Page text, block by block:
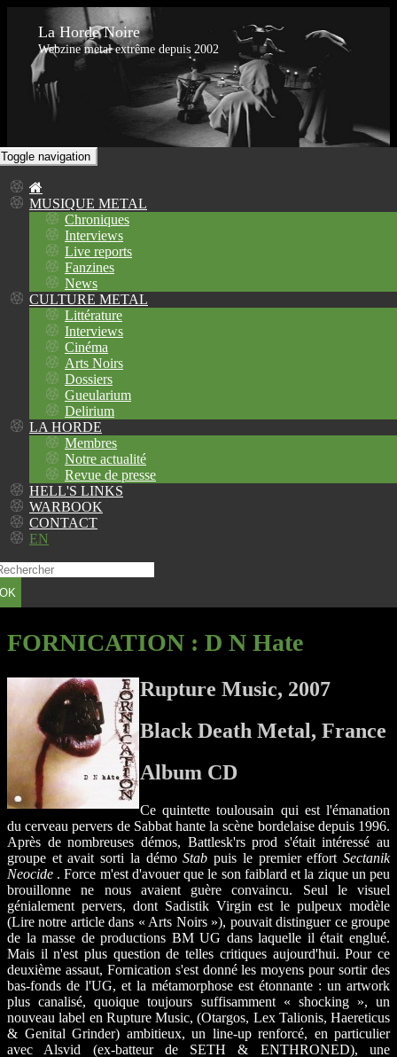
La Horde Noire
Webzine metal extrême depuis 2002
Toggle navigation
MUSIQUE METAL
Chroniques
Interviews
Live reports
Fanzines
News
CULTURE METAL
Littérature
Interviews
Cinéma
Arts Noirs
Dossiers
Gueularium
Delirium
LA HORDE
Membres
Notre actualité
Revue de presse
HELL'S LINKS
WARBOOK
CONTACT
EN
OK
FORNICATION : D N Hate
Rupture Music, 2007
Black Death Metal, France
Album CD
Ce quintette toulousain qui est l'émanation
du cerveau pervers de Sabbat hante la scène bordelaise depuis 1996.
Après de nombreuses démos, Battlesk'rs prod s'était intéressé au
groupe et avait sorti la démoStab puis le premier effortSectanik
Neocide . Force m'est d'avouer que le son faiblard et la zique un peu
brouillonne ne nous avaient guère convaincu. Seul le visuel
génialement pervers, dont Sadistik Virgin est le pulpeux modèle
(Lire notre article dans « Arts Noirs »), pouvait distinguer ce groupe
de la masse de productions BM UG dans laquelle il était englué.
Mais il n'est plus question de telles critiques aujourd'hui. Pour ce
deuxième assaut, Fornication s'est donné les moyens pour sortir des
bas-fonds de l'UG, et la métamorphose est étonnante : un artwork
plus canalisé, quoique toujours suffisamment « shocking », un
nouveau label en Rupture Music, (Otargos, Lex Talionis, Haereticus
& Genital Grinder) ambitieux, un line-up renforcé, en particulier
avec Alsvid (ex-batteur de SETH & ENTHRONED), une